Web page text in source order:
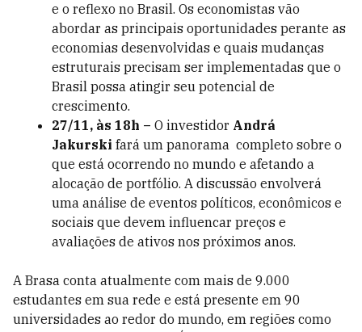
e o reflexo no Brasil. Os economistas vão
abordar as principais oportunidades perante as
economias desenvolvidas e quais mudanças
estruturais precisam ser implementadas que o
Brasil possa atingir seu potencial de
crescimento.
27/11, às 18h – O investidor Andrá
Jakurski fará um panorama completo sobre o
que está ocorrendo no mundo e afetando a
alocação de portfólio. A discussão envolverá
uma análise de eventos políticos, econômicos e
sociais que devem influencar preços e
avaliações de ativos nos próximos anos.
A Brasa conta atualmente com mais de 9.000
estudantes em sua rede e está presente em 90
universidades ao redor do mundo, em regiões como